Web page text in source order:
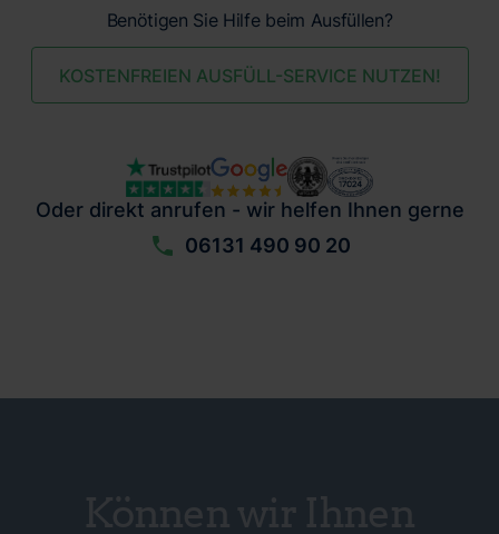
Benötigen Sie Hilfe beim Ausfüllen?
KOSTENFREIEN AUSFÜLL-SERVICE NUTZEN!
Oder direkt anrufen - wir helfen Ihnen gerne
06131 490 90 20